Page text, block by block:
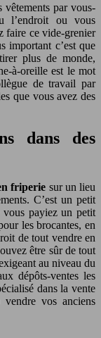
vêtements par vous-
l’endroit ou vous
faire ce vide-grenier
important c’est que
plus de monde,
à-oreille est le mot
de travail par
que vous avez des
dans des
friperie sur un lieu
C’est un petit
payiez un petit
les brocantes, en
de tout vendre en
être sûr de tout
au niveau du
dépôts-ventes les
dans la vente
vendre vos anciens